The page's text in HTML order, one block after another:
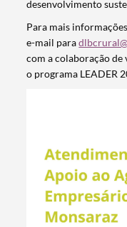
desenvolvimento
Para mais
e-mail para
com a colaboração
o programa LEADER